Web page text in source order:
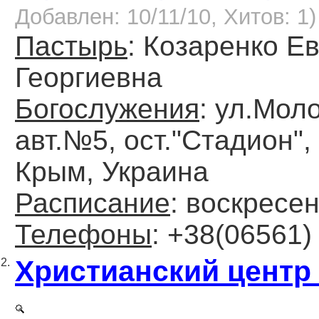
Добавлен: 10/11/10, Хитов: 1)
Пастырь: Козаренко
Георгиевна
Богослужения:
авт.№5, ост."Стадион",
Крым, Украина
Расписание:
Телефоны:
2. Христианский